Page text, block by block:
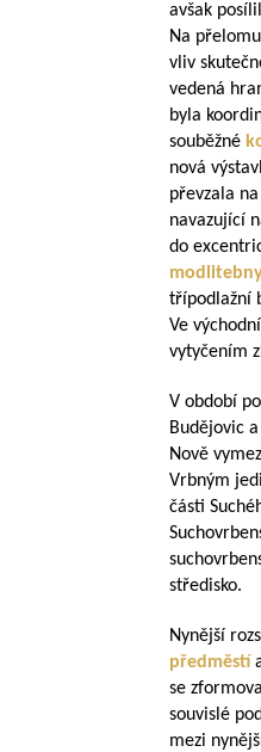
avšak
Na
vliv
vedená
byla
souběžné
nová
převzala
navazující
do
třípodlažní
Ve
vytyčením
V období
Budějovic
Nově
Vrbným
části
středisko.
Nynější
předměstí
se
souvislé
mezi